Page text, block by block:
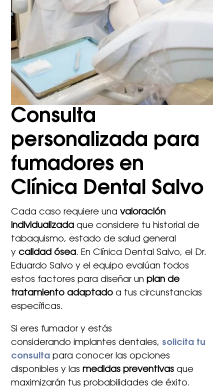
Consulta
personalizada para
fumadores en
Clínica Dental Salvo
Cada caso requiere unavaloración
individualizada que considere tu historial de
tabaquismo, estado de salud general
ycalidad ósea. En Clínica Dental Salvo, el Dr.
Eduardo Salvo y el equipo evalúan todos
estos factores para diseñar un plan de
tratamiento adaptado a tus circunstancias
específicas.
Si eres fumador y estás
considerando implantes dentales,solicita tu
consulta para conocer las opciones
disponibles y lasmedidas preventivas que
maximizarán tus probabilidades de éxito.